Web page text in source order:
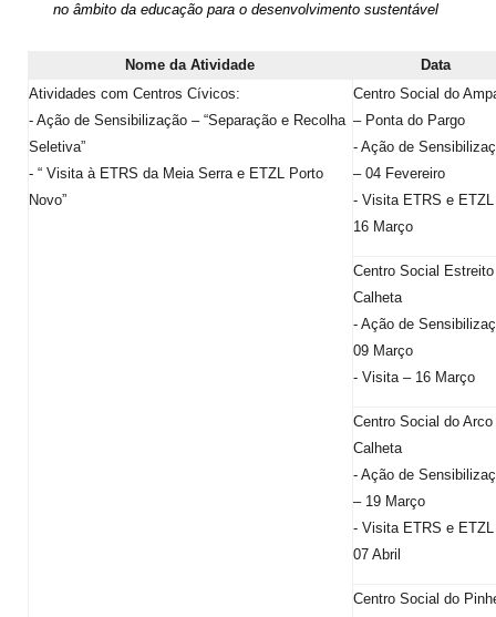
no âmbito da educação para o desenvolvimento sustentável
Nome da Atividade
Data
Atividades com Centros Cívicos:
- Ação de Sensibilização – “Separação e Recolha
Seletiva”
- “ Visita à ETRS da Meia Serra e ETZL Porto
Novo”
Centro Social do
– Ponta do Pargo
- Ação de
– 04 Fevereiro
- Visita ETRS e
16 Março
Centro Social
Calheta
- Ação de
09 Março
- Visita – 16 Março
Centro Social do Arco
Calheta
- Ação de
– 19 Março
- Visita ETRS e
07 Abril
Centro Social do